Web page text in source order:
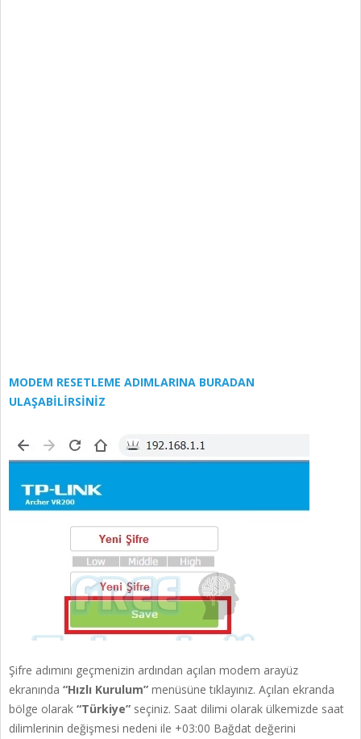
MODEM RESETLEME ADIMLARINA BURADAN
ULAŞABİLİRSİNİZ
Şifre adımını geçmenizin ardından açılan modem arayüz
ekranında “Hızlı Kurulum” menüsüne tıklayınız. Açılan ekranda
bölge olarak “Türkiye” seçiniz. Saat dilimi olarak ülkemizde saat
dilimlerinin değişmesi nedeni ile +03:00 Bağdat değerini